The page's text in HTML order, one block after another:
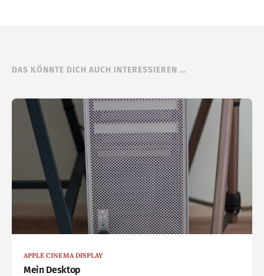
DAS KÖNNTE DICH AUCH INTERESSIEREN …
APPLE CINEMA DISPLAY
Mein Desktop